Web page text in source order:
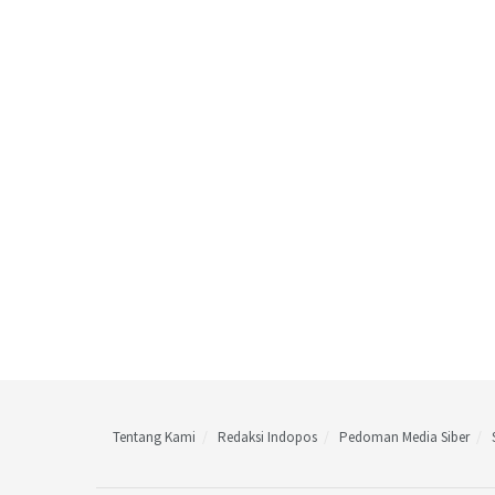
Tentang Kami Redaksi Indopos Pedoman Media Siber